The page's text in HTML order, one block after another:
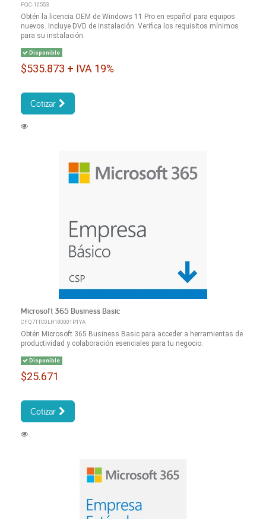
FQC-10553
Obtén la licencia OEM de Windows 11 Pro en español para equipos
nuevos. Incluye DVD de instalación. Verifica los requisitos mínimos
para su instalación.
Disponible
$535.873 + IVA 19%
Cotizar
Microsoft 365 Business Basic
CFQ7TTC0LH180001P1YA
Obtén Microsoft 365 Business Basic para acceder a herramientas de
productividad y colaboración esenciales para tu negocio.
Disponible
$25.671
Cotizar